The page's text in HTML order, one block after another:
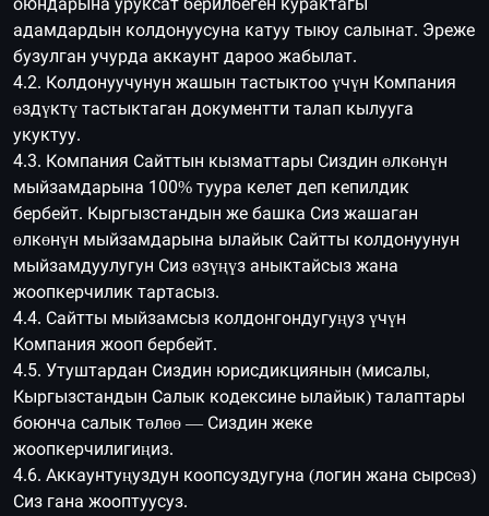
адамдардын колдонуусуна катуу тыюу салынат. Эреже
бузулган учурда аккаунт дароо жабылат.
4.2. Колдонуучунун жашын тастыктоо үчүн Компания
өздүктү тастыктаган документти талап кылууга
укуктуу.
4.3. Компания Сайттын кызматтары Сиздин өлкөнүн
мыйзамдарына 100% туура келет деп кепилдик
бербейт. Кыргызстандын же башка Сиз жашаган
өлкөнүн мыйзамдарына ылайык Сайтты колдонуунун
мыйзамдуулугун Сиз өзүңүз аныктайсыз жана
жоопкерчилик тартасыз.
4.4. Сайтты мыйзамсыз колдонгондугуңуз үчүн
Компания жооп бербейт.
4.5. Утуштардан Сиздин юрисдикциянын (мисалы,
Кыргызстандын Салык кодексине ылайык) талаптары
боюнча салык төлөө — Сиздин жеке
жоопкерчилигиңиз.
4.6. Аккаунтуңуздун коопсуздугуна (логин жана сырсөз)
Сиз гана жооптуусуз.